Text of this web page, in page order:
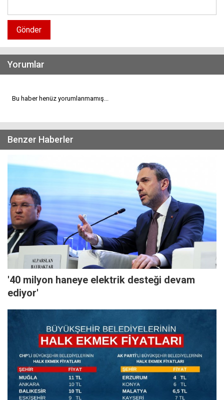
Gönder
Yorumlar
Bu haber henüz yorumlanmamış...
Benzer Haberler
'40 milyon haneye elektrik desteği devam
ediyor'